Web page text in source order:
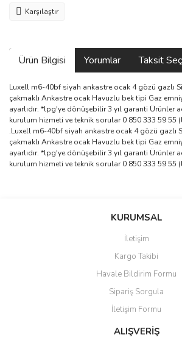
Karşılaştır
Ürün Bilgisi Yorumlar Taksit
Luxell m6-40bf siyah ankastre ocak 4 gözü gazlı
çakmaklı Ankastre ocak Havuzlu bek tipi Gaz
ayarlıdır. *lpg'ye dönüşebilir 3 yıl garanti Ürünler
kurulum hizmeti ve teknik sorular 0 850 333 59 55
.Luxell m6-40bf siyah ankastre ocak 4 gözü gazlı
çakmaklı Ankastre ocak Havuzlu bek tipi Gaz
ayarlıdır. *lpg'ye dönüşebilir 3 yıl garanti Ürünler
kurulum hizmeti ve teknik sorular 0 850 333 59 55
Bu ürüne ilk yorumu siz
Ürün resmi kalitesiz, bozuk veya
Ürün açıklamasında eksik bilgiler bulunuyor.
Ürün bilgilerinde hatalar bulunuyor.
Ürün fiyatı diğer sitelerden daha pahalı.
Bu ürüne benzer farklı alternatifler olmalı.
KURUMSAL
İletişim
Kargo Takibi
Havale Bildirim Formu
Sipariş Sorgula
İletişim Formu
ALIŞVERİŞ